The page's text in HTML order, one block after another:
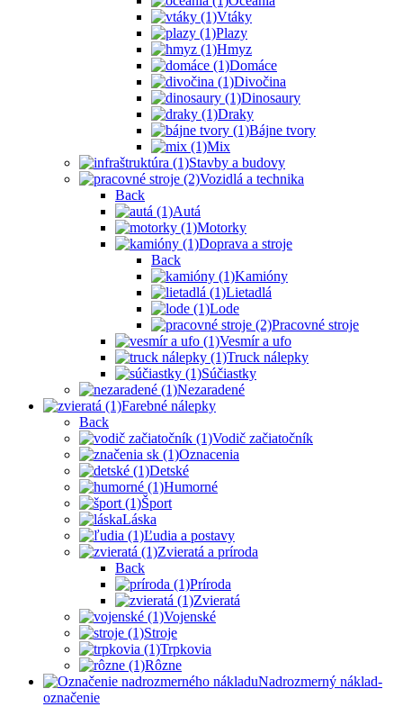
Vtáky
Plazy
Hmyz
Domáce
Divočina
Dinosaury
Draky
Bájne tvory
Mix
Stavby a budovy
Vozidlá a technika
Back
Autá
Motorky
Doprava a stroje
Back
Kamióny
Lietadlá
Lode
Pracovné stroje
Vesmír a ufo
Truck nálepky
Súčiastky
Nezaradené
Farebné nálepky
Back
Vodič začiatočník
Oznacenia
Detské
Humorné
Šport
Láska
Ľudia a postavy
Zvieratá a príroda
Back
Príroda
Zvieratá
Vojenské
Stroje
Trpkovia
Rôzne
Nadrozmerný náklad-
označenie